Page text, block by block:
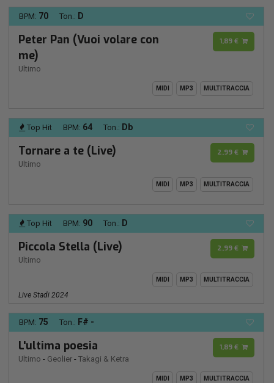
BPM: 70 Ton.: D
Peter Pan (Vuoi volare con
me)
Ultimo
1,89 €
MIDI MP3 MULTITRACCIA
Top Hit BPM: 64 Ton.: Db
Tornare a te (Live)
Ultimo
2,99 €
MIDI MP3 MULTITRACCIA
Top Hit BPM: 90 Ton.: D
Piccola Stella (Live)
Ultimo
2,99 €
MIDI MP3 MULTITRACCIA
Live Stadi 2024
BPM: 75 Ton.: F# -
L'ultima poesia
Ultimo - Geolier - Takagi & Ketra
1,89 €
MIDI MP3 MULTITRACCIA